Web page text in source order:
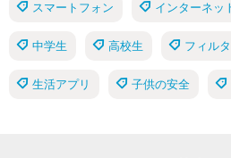
スマートフォン インターネッ
中学生 高校生 フィル
生活アプリ 子供の安全